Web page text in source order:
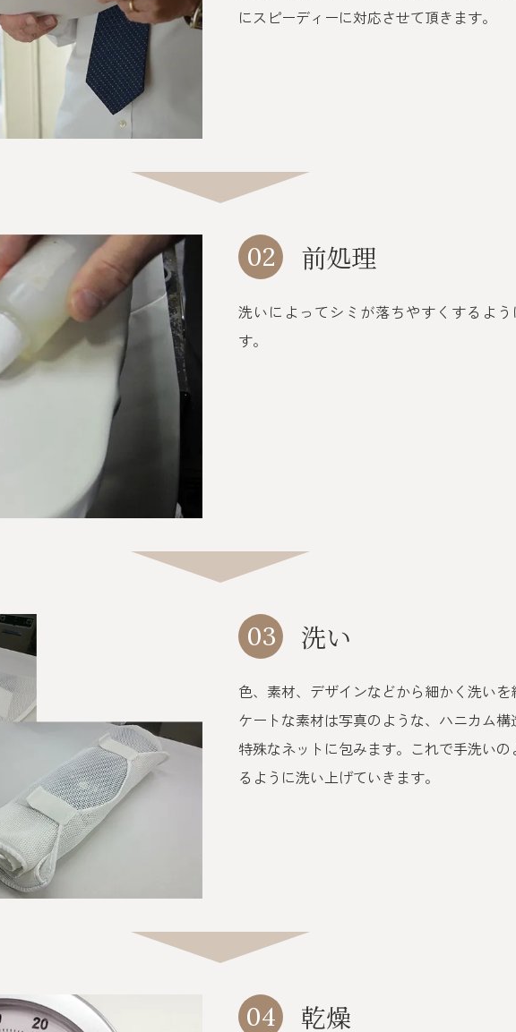
にスピーディーに対応させて頂きます。
02 前処理
洗いによってシミが落ちやすくするよ
す。
03 洗い
色、素材、デザインなどから細かく洗いを
ケートな素材は写真のような、ハニカム
特殊なネットに包みます。これで手洗い
るように洗い上げていきます。
04 乾燥